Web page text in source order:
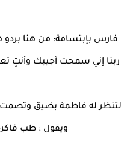
فارس بإبتسامة: من هنا
ربنا إني سمحت أجيبك وأنتِ
لتنظر له فاطمة بضيق
ويقول : طب